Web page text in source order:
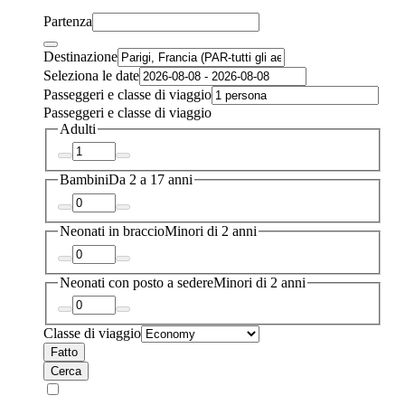
Partenza
Destinazione
Seleziona le date
Passeggeri e classe di viaggio
Passeggeri e classe di viaggio
Adulti
BambiniDa 2 a 17 anni
Neonati in braccioMinori di 2 anni
Neonati con posto a sedereMinori di 2 anni
Classe di viaggio
Fatto
Cerca